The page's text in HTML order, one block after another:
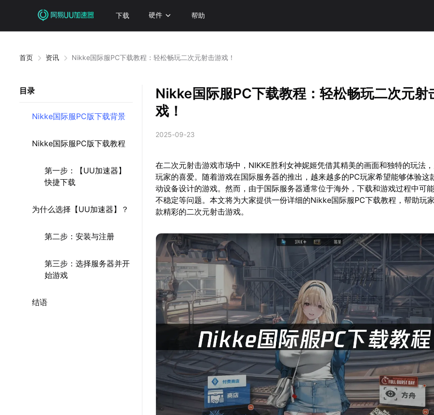
下载 硬件 帮助
首页 资讯 Nikke国际服PC下载教程：轻松畅玩二次元射击游戏！
目录
Nikke国际服PC版下载背景
Nikke国际服PC版下载教程
第一步：【UU加速器】
快捷下载
为什么选择【UU加速器】？
第二步：安装与注册
第三步：选择服务器并开
始游戏
结语
Nikke国际服PC下载教程：轻松畅玩二次元射
戏！
2025-09-23
在二次元射击游戏市场中，NIKKE胜利女神妮姬凭借其精美的画面和独特的玩法
玩家的喜爱。随着游戏在国际服务器的推出，越来越多的PC玩家希望能够体验这
动设备设计的游戏。然而，由于国际服务器通常位于海外，下载和游戏过程中可
不稳定等问题。本文将为大家提供一份详细的Nikke国际服PC下载教程，帮助玩
款精彩的二次元射击游戏。